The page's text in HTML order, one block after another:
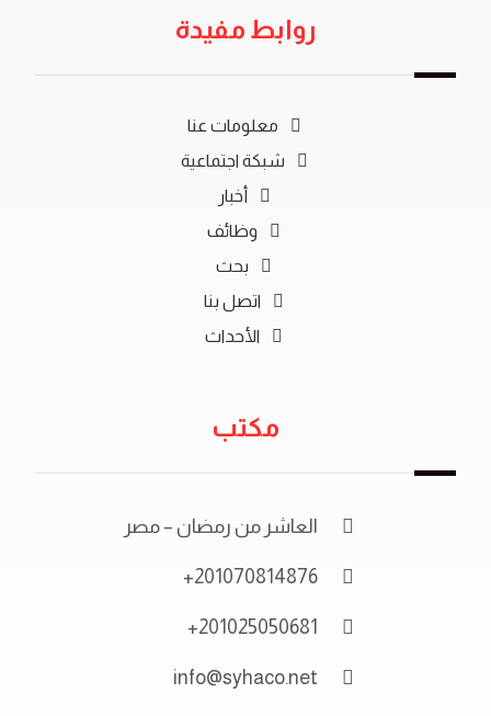
روابط مفيدة
معلومات عنا
شبكة اجتماعية
أخبار
وظائف
بحث
اتصل بنا
الأحداث
مكتب
العاشر من رمضان – مصر
201070814876+
201025050681+
info@syhaco.net